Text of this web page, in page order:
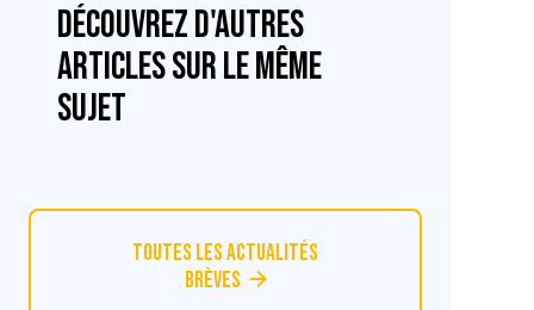
Découvrez d'autres
articles sur le même
sujet
Toutes les actualités
Brèves